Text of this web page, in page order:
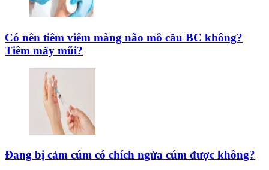
Có nên tiêm viêm màng não mô cầu BC không?
Tiêm mấy mũi?
Đang bị cảm cúm có chích ngừa cúm được không?